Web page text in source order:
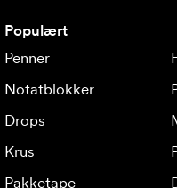
Populært
Penner
Notatblokker
Drops
Krus
Pakketape